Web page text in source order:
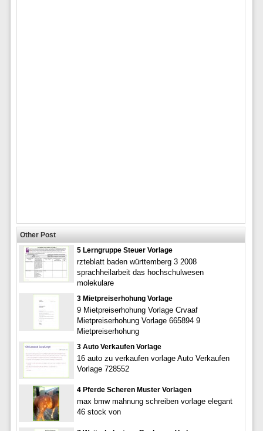
Other Post
5 Lerngruppe Steuer Vorlage
rzteblatt baden württemberg 3 2008
sprachheilarbeit das hochschulwesen
molekulare
3 Mietpreiserhohung Vorlage
9 Mietpreiserhohung Vorlage Crvaaf
Mietpreiserhohung Vorlage 665894 9
Mietpreiserhohung
3 Auto Verkaufen Vorlage
16 auto zu verkaufen vorlage Auto Verkaufen
Vorlage 728552
4 Pferde Scheren Muster Vorlagen
max bmw mahnung schreiben vorlage elegant
46 stock von